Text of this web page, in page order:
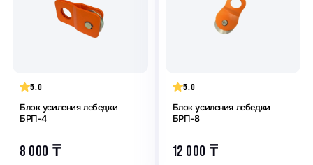
5.0
Блок усиления лебедки
БРП-4
8 000 ₸
5.0
Блок усиления лебедки
БРП-8
12 000 ₸